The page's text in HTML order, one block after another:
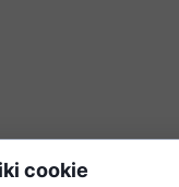
cookie